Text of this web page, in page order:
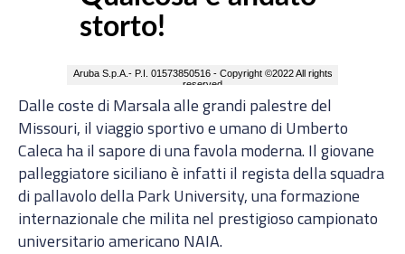
Dalle coste di Marsala alle grandi palestre del
Missouri, il viaggio sportivo e umano di Umberto
Caleca ha il sapore di una favola moderna. Il giovane
palleggiatore siciliano è infatti il regista della squadra
di pallavolo della Park University, una formazione
internazionale che milita nel prestigioso campionato
universitario americano NAIA.